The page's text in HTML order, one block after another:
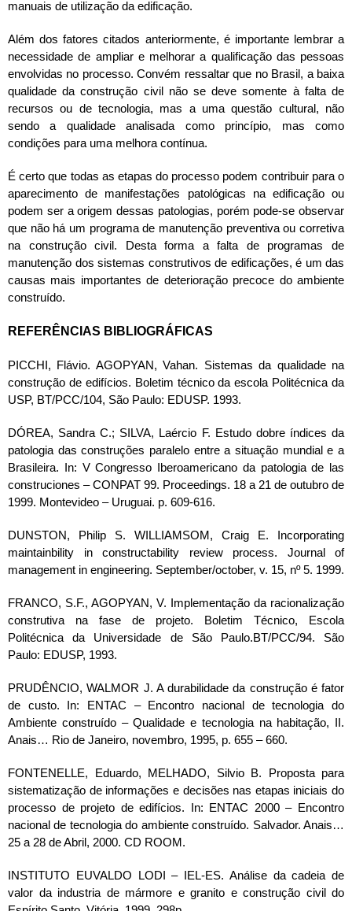
manuais de utilização da edificação.
Além dos fatores citados anteriormente, é importante lembrar a
necessidade de ampliar e melhorar a qualificação das pessoas
envolvidas no processo. Convém ressaltar que no Brasil, a baixa
qualidade da construção civil não se deve somente à falta de
recursos ou de tecnologia, mas a uma questão cultural, não
sendo a qualidade analisada como princípio, mas como
condições para uma melhora contínua.
É certo que todas as etapas do processo podem contribuir para o
aparecimento de manifestações patológicas na edificação ou
podem ser a origem dessas patologias, porém pode-se observar
que não há um programa de manutenção preventiva ou corretiva
na construção civil. Desta forma a falta de programas de
manutenção dos sistemas construtivos de edificações, é um das
causas mais importantes de deterioração precoce do ambiente
construído.
REFERÊNCIAS BIBLIOGRÁFICAS
PICCHI, Flávio. AGOPYAN, Vahan. Sistemas da qualidade na
construção de edifícios. Boletim técnico da escola Politécnica da
USP, BT/PCC/104, São Paulo: EDUSP. 1993.
DÓREA, Sandra C.; SILVA, Laércio F. Estudo dobre índices da
patologia das construções paralelo entre a situação mundial e a
Brasileira. In: V Congresso Iberoamericano da patologia de las
construciones – CONPAT 99. Proceedings. 18 a 21 de outubro de
1999. Montevideo – Uruguai. p. 609-616.
DUNSTON, Philip S. WILLIAMSOM, Craig E. Incorporating
maintainbility in constructability review process. Journal of
management in engineering. September/october, v. 15, nº 5. 1999.
FRANCO, S.F., AGOPYAN, V. Implementação da racionalização
construtiva na fase de projeto. Boletim Técnico, Escola
Politécnica da Universidade de São Paulo.BT/PCC/94. São
Paulo: EDUSP, 1993.
PRUDÊNCIO, WALMOR J. A durabilidade da construção é fator
de custo. In: ENTAC – Encontro nacional de tecnologia do
Ambiente construído – Qualidade e tecnologia na habitação, II.
Anais… Rio de Janeiro, novembro, 1995, p. 655 – 660.
FONTENELLE, Eduardo, MELHADO, Silvio B. Proposta para
sistematização de informações e decisões nas etapas iniciais do
processo de projeto de edifícios. In: ENTAC 2000 – Encontro
nacional de tecnologia do ambiente construído. Salvador. Anais…
25 a 28 de Abril, 2000. CD ROOM.
INSTITUTO EUVALDO LODI – IEL-ES. Análise da cadeia de
valor da industria de mármore e granito e construção civil do